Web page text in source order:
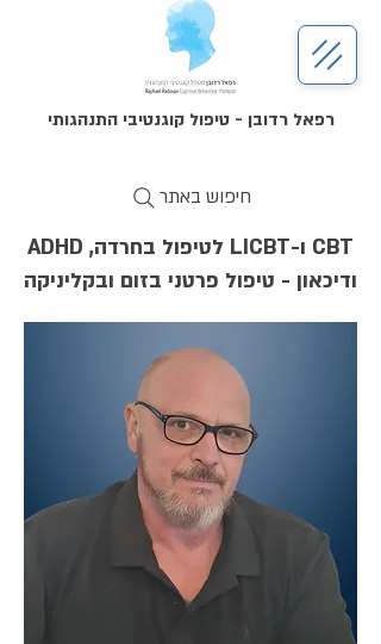
רפאל רדובן - טיפול קוגנטיבי התנהגותי
חיפוש באתר
CBT ו-LICBT לטיפול בחרדה, ADHD
ודיכאון - טיפול פרטני בזום ובקליניקה